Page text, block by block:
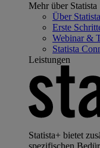
Mehr über Statista
Über Statista
Erste
Webinar &
Statista
Leistungen
Statista+ bietet
spezifischen